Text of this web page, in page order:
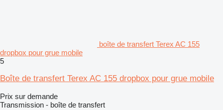
boîte de transfert Terex AC 155
dropbox pour grue mobile
5
Boîte de transfert Terex AC 155 dropbox pour grue mobile
Prix sur demande
Transmission - boîte de transfert